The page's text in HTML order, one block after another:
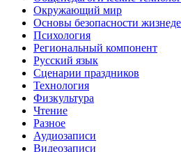
Окружающий мир
Основы безопасности
Психология
Региональный компонент
Русский язык
Сценарии праздников
Технология
Физкультура
Чтение
Разное
Аудиозаписи
Видеозаписи